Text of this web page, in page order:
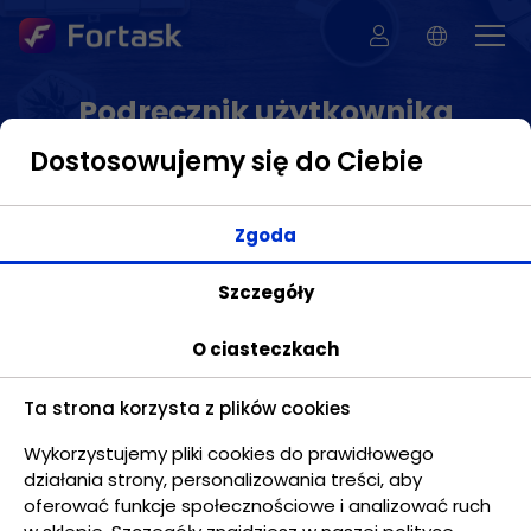
Podręcznik użytkownika
Zadania - Widok zadania
Dostosowujemy się do Ciebie
Zgoda
Szczegóły
O ciasteczkach
Ta strona korzysta z plików cookies
Wykorzystujemy pliki cookies do prawidłowego
działania strony, personalizowania treści, aby
oferować funkcje społecznościowe i analizować ruch